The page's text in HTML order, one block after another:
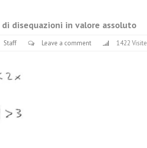
di disequazioni in valore assoluto
Staff Leave a comment 1422 Visite